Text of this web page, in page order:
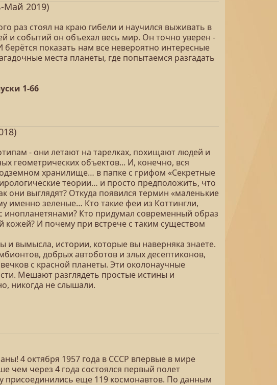
Май 2019)
раз стоял на краю гибели и научился выживать в
и событий он объехал весь мир. Он точно уверен -
показать нам все невероятно интересные
места планеты, где попытаемся разгадать
1-66
- они летают на тарелках, похищают людей и
геометрических объектов... И, конечно, вся
хранилище… в папке с грифом «Секретные
теории… и просто предположить, что
они выглядят? Откуда появился термин «маленькие
именно зеленые… Кто такие феи из Коттингли,
инопланетянами? Кто придумал современный образ
И почему при встрече с таким существом
и вымысла, истории, которые вы наверняка знаете.
добрых автоботов и злых десептиконов,
с красной планеты. Эти околонаучные
Мешают разглядеть простые истины и
никогда не слышали.
4 октября 1957 года в СССР впервые в мире
чем через 4 года состоялся первый полет
присоединились еще 119 космонавтов. По данным